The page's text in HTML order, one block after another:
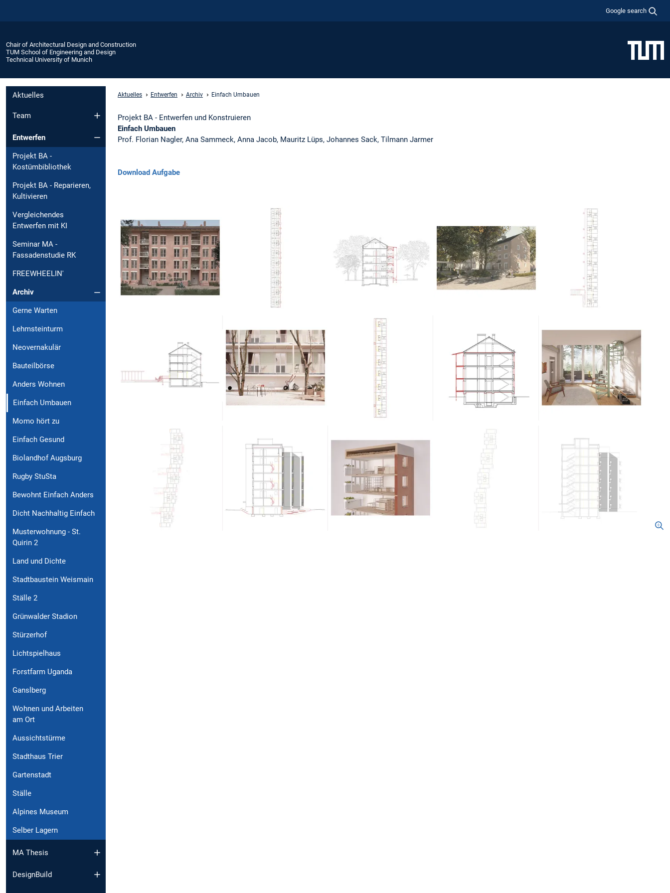
Google search
Chair of Architectural Design and Construction
TUM School of Engineering and Design
Technical University of Munich
Aktuelles
Team
Entwerfen
Projekt BA -
Kostümbibliothek
Projekt BA - Reparieren,
Kultivieren
Vergleichendes
Entwerfen mit KI
Seminar MA -
Fassadenstudie RK
FREEWHEELIN'
Archiv
Gerne Warten
Lehmsteinturm
Neovernakulär
Bauteilbörse
Anders Wohnen
Einfach Umbauen
Momo hört zu
Einfach Gesund
Biolandhof Augsburg
Rugby StuSta
Bewohnt Einfach Anders
Dicht Nachhaltig Einfach
Musterwohnung - St.
Quirin 2
Land und Dichte
Stadtbaustein Weismain
Ställe 2
Grünwalder Stadion
Stürzerhof
Lichtspielhaus
Forstfarm Uganda
Ganslberg
Wohnen und Arbeiten
am Ort
Aussichtstürme
Stadthaus Trier
Gartenstadt
Ställe
Alpines Museum
Selber Lagern
MA Thesis
DesignBuild
Aktuelles Entwerfen Archiv Einfach Umbauen
Projekt BA - Entwerfen und Konstruieren
Einfach Umbauen
Prof. Florian Nagler, Ana Sammeck, Anna Jacob, Mauritz Lüps, Johannes Sack, Tilmann Jarmer
Download Aufgabe